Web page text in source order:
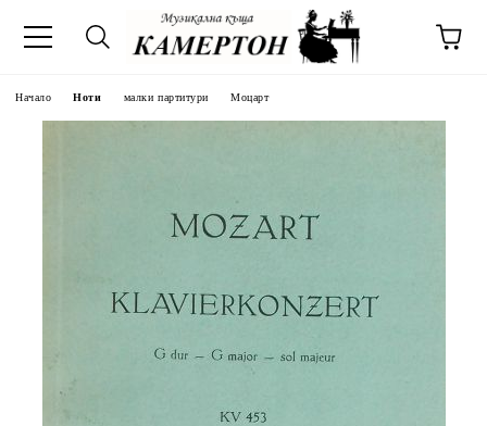
Начало Ноти малки партитури Моцарт